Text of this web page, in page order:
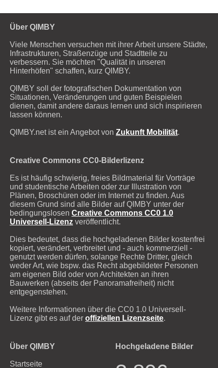
Über QIMBY
Viele Menschen versuchen mit ihrer Arbeit unsere Städte,
Infrastrukturen, Straßenzüge und Stadtteile zu
verbessern. Sie möchten "Qualität in unseren
Hinterhöfen" schaffen, kurz QIMBY.
QIMBY soll der fotografischen Dokumentation von
Situationen, Veränderungen und guten Beispielen
dienen, damit andere daraus lernen und sich inspirieren
lassen können.
QIMBY.net ist ein Angebot von Zukunft Mobilität.
Creative Commons CC0-Bilderlizenz
Es ist häufig schwierig, freies Bildmaterial für Vorträge
und studentische Arbeiten oder zur Illustration von
Plänen, Broschüren oder im Internet zu finden. Aus
diesem Grund sind alle Bilder auf QIMBY unter der
bedingungslosen Creative Commons CC0 1.0
Universell-Lizenz veröffentlicht.
Dies bedeutet, dass die hochgeladenen Bilder kostenfrei
kopiert, verändert, verbreitet und - auch kommerziell -
genutzt werden dürfen, solange Rechte Dritter, gleich
weder Art, wie bspw. das Recht abgebildeter Personen
am eigenen Bild oder von Architekten an ihren
Bauwerken (abseits der Panoramafreiheit) nicht
entgegenstehen.
Weitere Informationen über die CC0 1.0 Universell-
Lizenz gibt es auf der offiziellen Lizenzseite.
Über QIMBY
Startseite
Hochgeladene Bilder